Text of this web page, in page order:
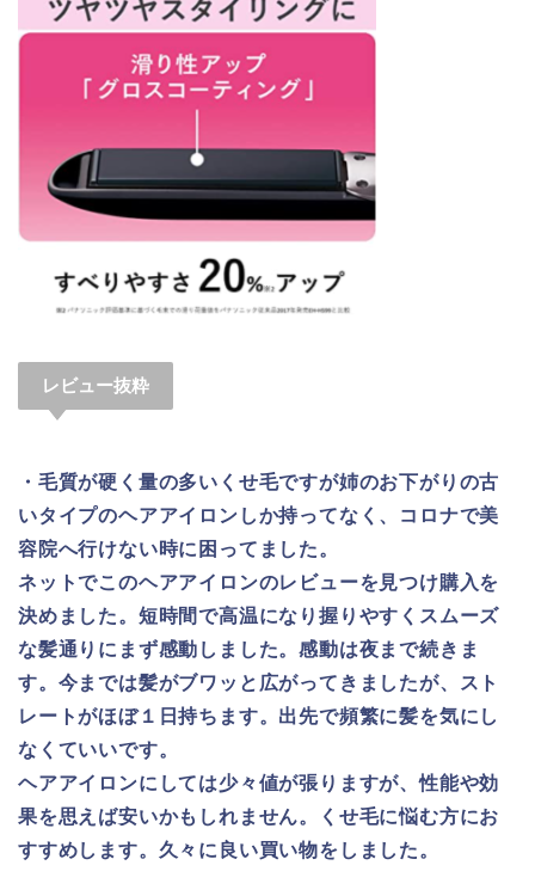
レビュー抜粋
・毛質が硬く量の多いくせ毛ですが姉のお下がりの古
いタイプのヘアアイロンしか持ってなく、コロナで美
容院へ行けない時に困ってました。
ネットでこのヘアアイロンのレビューを見つけ購入を
決めました。短時間で高温になり握りやすくスムーズ
な髪通りにまず感動しました。感動は夜まで続きま
す。今までは髪がブワッと広がってきましたが、スト
レートがほぼ１日持ちます。出先で頻繁に髪を気にし
なくていいです。
ヘアアイロンにしては少々値が張りますが、性能や効
果を思えば安いかもしれません。くせ毛に悩む方にお
すすめします。久々に良い買い物をしました。